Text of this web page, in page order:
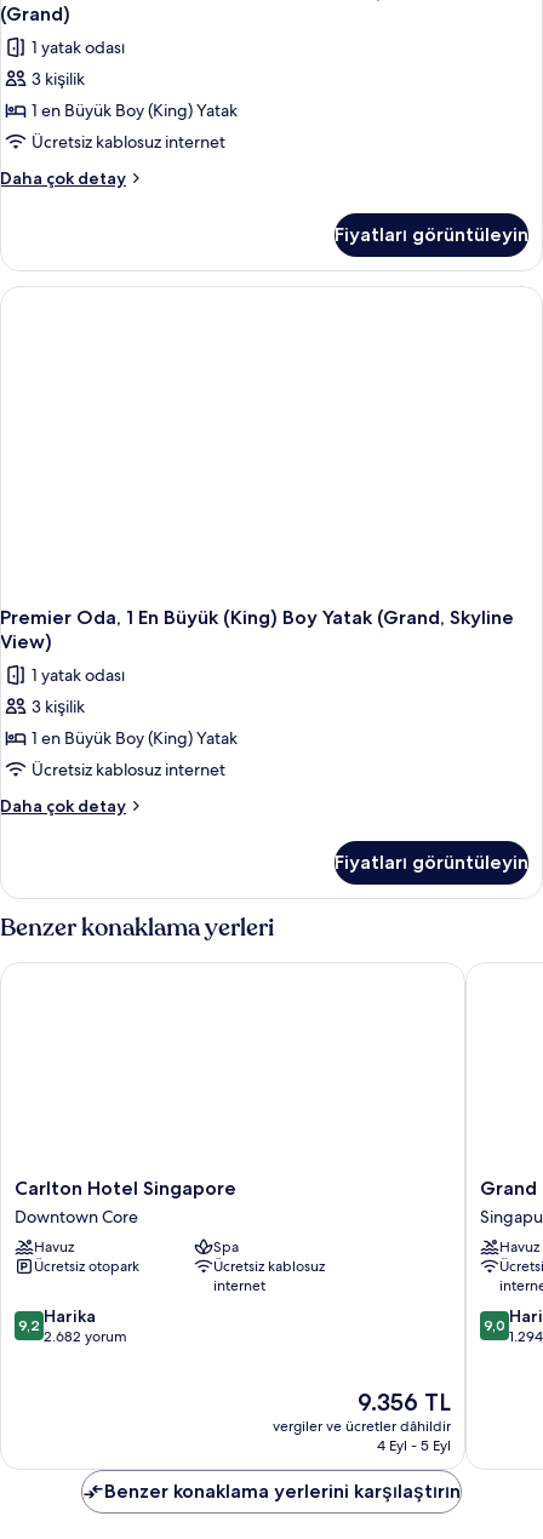
(Grand)
1 yatak odası
3 kişilik
1 en Büyük Boy (King) Yatak
Ücretsiz kablosuz internet
Daha çok detay
Deluxe
Büyük
(King)
Boy
Fiyatları görüntüleyin
Premier Oda, 1 En Büyük (King) Boy Yatak (Grand, Skyline
View)
1 yatak odası
3 kişilik
1 en Büyük Boy (King) Yatak
Ücretsiz kablosuz internet
Daha çok detay
Premier
Büyük
Boy
(Grand,
Fiyatları görüntüleyin
Benzer konaklama yerleri
Carlton
Hotel
Singapore
Downtown
Core
Carlton Hotel Singapore
Downtown Core
Havuz
Spa
Ücretsiz otopark
Ücretsiz kablosuz
internet
10
üzerinden
9,2 Harika
2.682 yorum
Güncel
fiyat:
9.356 TL
9.356 TL
vergiler ve ücretler dâhildir
4 Eyl - 5 Eyl
Carlton Hotel Singapore
Grand
Park
City
Hall
Merkezi
Grand
Havuz
10
9,0
Grand
Benzer konaklama yerlerini karşılaştırın